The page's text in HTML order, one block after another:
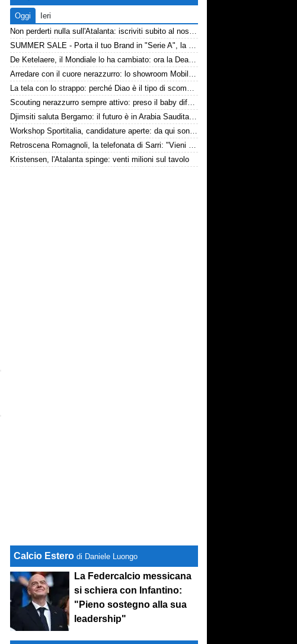
Oggi
Ieri
Non perderti nulla sull'Atalanta: iscriviti subito al nostro canale WhatsApp!
SUMMER SALE - Porta il tuo Brand in "Serie A", la tua azienda e professione titolare nel cuore dell'Atalanta
De Ketelaere, il Mondiale lo ha cambiato: ora la Dea riparte da lui
Arredare con il cuore nerazzurro: lo showroom Mobilmondo a Osio Sotto. Quando essere di fede atalantina conviene
La tela con lo strappo: perché Diao è il tipo di scommessa che Giuntoli ama
Scouting nerazzurro sempre attivo: preso il baby difensore 2010 Levačić
Djimsiti saluta Bergamo: il futuro è in Arabia Saudita! Tre milioni e firma biennale
Workshop Sportitalia, candidature aperte: da qui sono passate firme di Serie A
Retroscena Romagnoli, la telefonata di Sarri: "Vieni con me a Bergamo"
Kristensen, l'Atalanta spinge: venti milioni sul tavolo
Calcio Estero di Daniele Luongo
La Federcalcio messicana
si schiera con Infantino:
"Pieno sostegno alla sua
leadership"